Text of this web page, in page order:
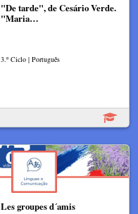
"De tarde", de Cesário Verde.
"Maria…
3.º Ciclo | Português
Les groupes d´amis